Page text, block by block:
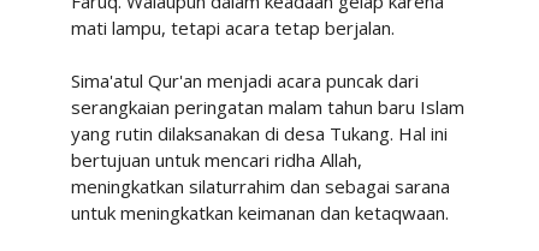
mati lampu, tetapi acara tetap berjalan.
Sima'atul Qur'an menjadi acara puncak dari
serangkaian peringatan malam tahun baru Islam
yang rutin dilaksanakan di desa Tukang. Hal ini
bertujuan untuk mencari ridha Allah,
meningkatkan silaturrahim dan sebagai sarana
untuk meningkatkan keimanan dan ketaqwaan.